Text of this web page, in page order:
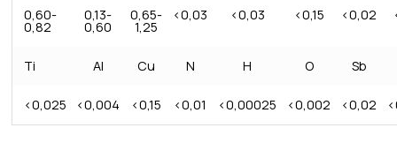
0,60-
0,82
0,13-
0,60
0,65-
1,25
<0,03 <0,03 <0,15 <0,02
Ti Al Cu N H O Sb
<0,025 <0,004 <0,15 <0,01 <0,00025 <0,002 <0,02